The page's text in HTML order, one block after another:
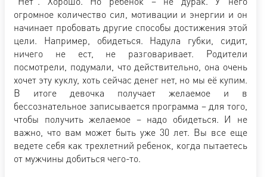
огромное количество сил, мотивации и энергии и он
начинает пробовать другие способы достижения этой
цели. Например, обидеться. Надула губки, сидит,
ничего не ест, не разговаривает. Родители
посмотрели, подумали, что действительно, она очень
хочет эту куклу, хоть сейчас денег нет, но мы её купим.
В итоге девочка получает желаемое и в
бессознательное записывается программа – для того,
чтобы получить желаемое – надо обидеться. И не
важно, что вам может быть уже 30 лет. Вы все еще
ведете себя как трехлетний ребенок, когда пытаетесь
от мужчины добиться чего-то.